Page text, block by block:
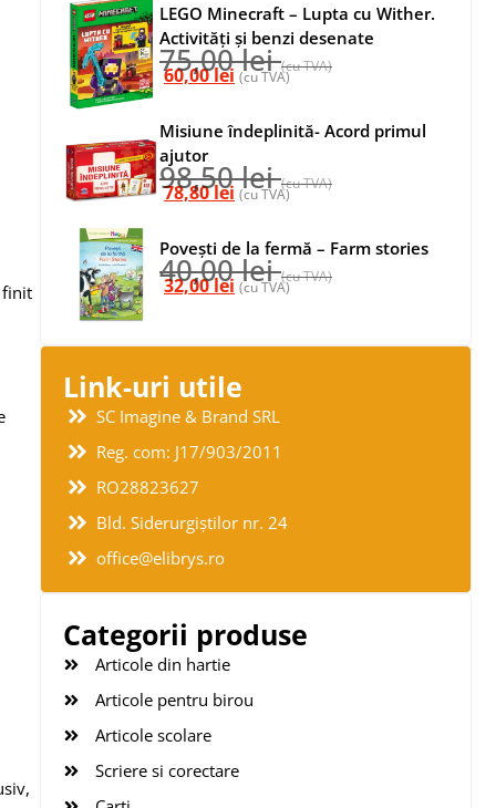
finit
LEGO Minecraft – Lupta cu Wither.
Activități și benzi desenate
75,00lei (cu TVA)
60,00lei (cu TVA)
Misiune îndeplinită- Acord primul
ajutor
98,50lei (cu TVA)
78,80lei (cu TVA)
Povești de la fermă – Farm stories
40,00lei (cu TVA)
32,00lei (cu TVA)
Link-uri utile
SC Imagine & Brand SRL
Reg. com: J17/903/2011
RO28823627
Bld. Siderurgiștilor nr. 24
office@elibrys.ro
Categorii produse
Articole din hartie
Articole pentru birou
Articole scolare
Scriere si corectare